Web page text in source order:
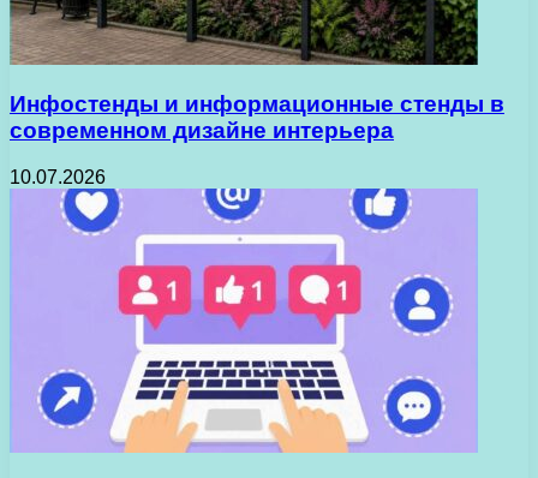
Инфостенды и информационные стенды в
современном дизайне интерьера
10.07.2026